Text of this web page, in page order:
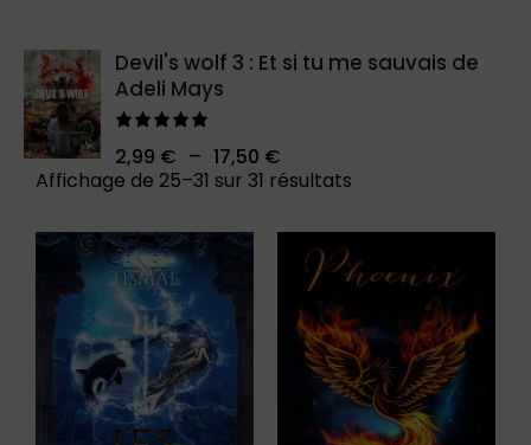
Devil's wolf 3 : Et si tu me sauvais de
Adeli Mays
Note
sur 5
2,99 € – 17,50 €
Affichage de 25–31 sur 31 résultats